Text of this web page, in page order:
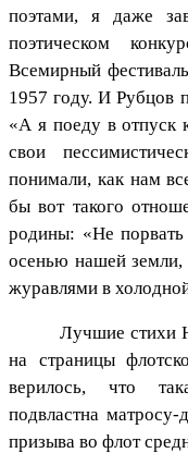
поэтами, я даже
поэтическом
Всемирный
1957 году. И Рубцов
«А я поеду в отпуск
свои
понимали, как нам
бы вот такого
родины: «Не
осенью нашей
журавлями в
Лучшие стихи
на страницы
верилось, что
подвластна
призыва во флот